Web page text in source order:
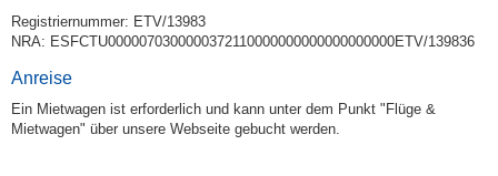
Registriernummer: ETV/13983
NRA: ESFCTU0000070300000372110000000000000000000ETV/139836
Anreise
Ein Mietwagen ist erforderlich und kann unter dem Punkt "Flüge &
Mietwagen" über unsere Webseite gebucht werden.